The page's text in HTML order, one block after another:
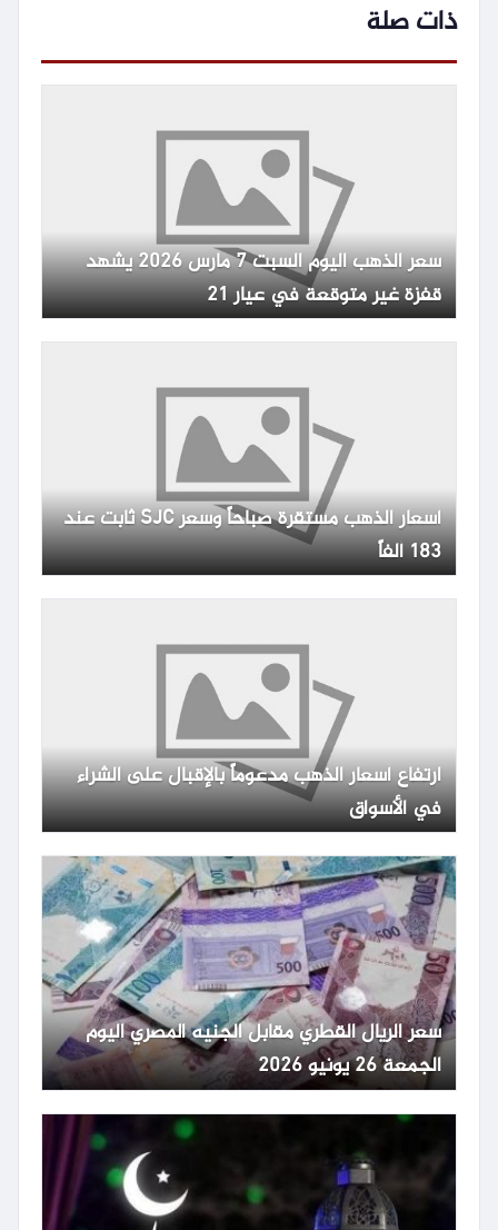
ذات صلة
سعر الذهب اليوم السبت 7 مارس 2026 يشهد
قفزة غير متوقعة في عيار 21
أسعار الذهب مستقرة صباحاً وسعر SJC ثابت عند
183 ألفاً
ارتفاع أسعار الذهب مدعوماً بالإقبال على الشراء
في الأسواق
سعر الريال القطري مقابل الجنيه المصري اليوم
الجمعة 26 يونيو 2026